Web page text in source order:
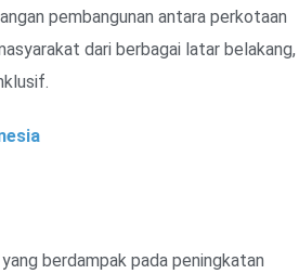
pembangunan antara perkotaan
dari berbagai latar belakang,
berdampak pada peningkatan